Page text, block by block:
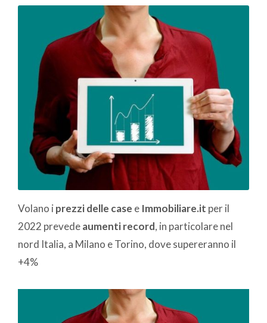
Volano i prezzi delle case e Immobiliare.it per il
2022 prevedeaumenti record, in particolare nel
nord Italia, a Milano e Torino, dove supereranno il
+4%